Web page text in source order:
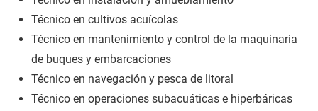
Técnico en cultivos acuícolas
Técnico en mantenimiento y control de la maquinaria
de buques y embarcaciones
Técnico en navegación y pesca de litoral
Técnico en operaciones subacuáticas e hiperbáricas